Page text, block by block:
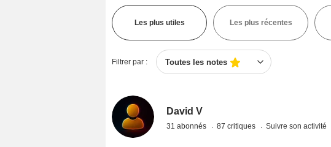
Les plus utiles Les plus récentes
Filtrer par : Toutes les notes
David V
31 abonnés 87 critiques Suivre son activité